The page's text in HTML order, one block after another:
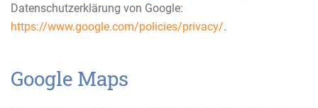
Datenschutzerklärung von Google:
https://www.google.com/policies/privacy/.
Google Maps